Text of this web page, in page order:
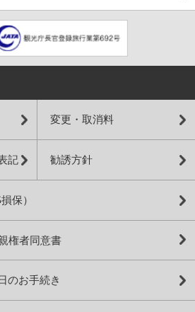
変更・取消料
記 勧誘方針
保）
権者同意書
のお手続き